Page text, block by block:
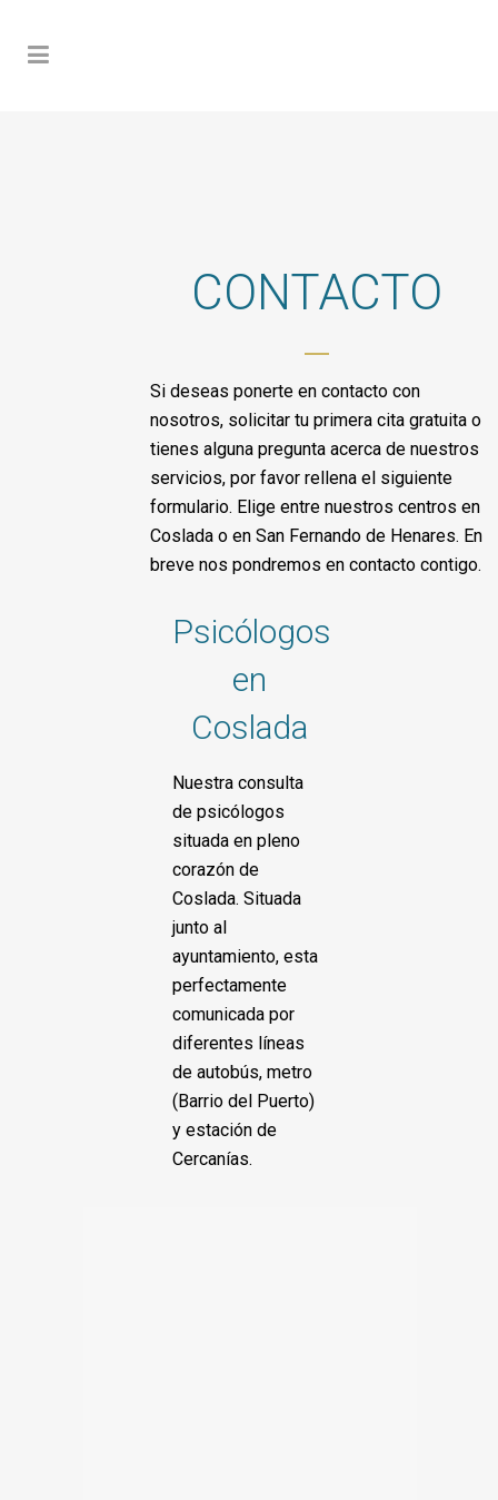
CONTACTO
Si deseas ponerte en contacto con
nosotros, solicitar tu primera cita gratuita o
tienes alguna pregunta acerca de nuestros
servicios, por favor rellena el siguiente
formulario. Elige entre nuestros centros en
Coslada o en San Fernando de Henares. En
breve nos pondremos en contacto contigo.
Psicólogos
en
Coslada
Nuestra consulta
de psicólogos
situada en pleno
corazón de
Coslada. Situada
junto al
ayuntamiento, esta
perfectamente
comunicada por
diferentes líneas
de autobús, metro
(Barrio del Puerto)
y estación de
Cercanías.